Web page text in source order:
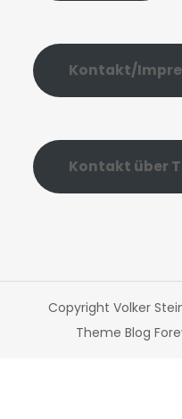
Kontakt/
Kontakt über
Copyright Volker
Theme Blog